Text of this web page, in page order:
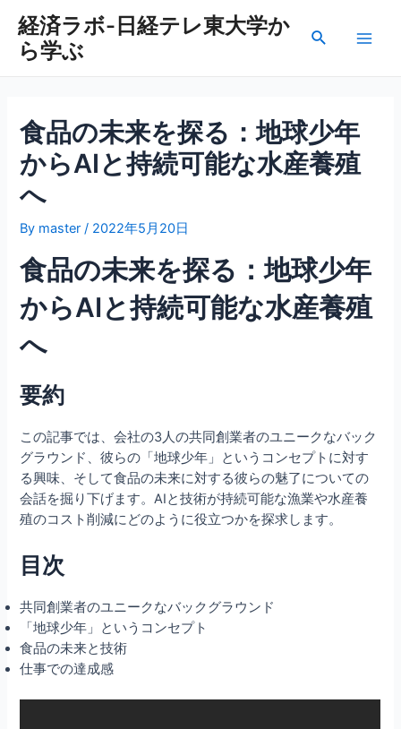
経済ラボ-日経テレ東大学か
ら学ぶ
検
食品の未来を探る：地球少年
からAIと持続可能な水産養殖
へ
By master / 2022年5月20日
食品の未来を探る：地球少年
からAIと持続可能な水産養殖
へ
要約
この記事では、会社の3人の共同創業者のユニークなバック
グラウンド、彼らの「地球少年」というコンセプトに対す
る興味、そして食品の未来に対する彼らの魅了についての
会話を掘り下げます。AIと技術が持続可能な漁業や水産養
殖のコスト削減にどのように役立つかを探求します。
目次
共同創業者のユニークなバックグラウンド
「地球少年」というコンセプト
食品の未来と技術
仕事での達成感